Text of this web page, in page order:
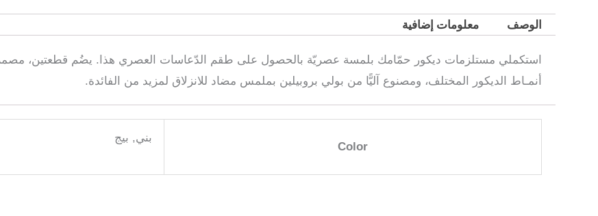
الوصف معلومات إضافية
استكملي مستلزمات ديكور حمّامك بلمسة عصريّة بالحصول على طقم الدّعاسات العصري هذا. يضُم قطعتين، مصمم
أنمـاط الديكور المختلف، ومصنوع آليًّا من بولي بروبيلين بملمس مضاد للانزلاق لمزيد من الفائدة.
Color
بني, بيج